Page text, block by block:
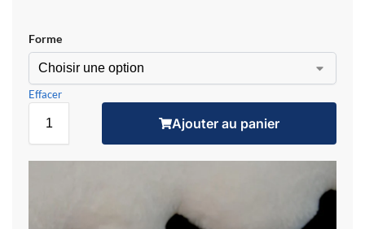
Forme
Effacer
Ajouter au panier